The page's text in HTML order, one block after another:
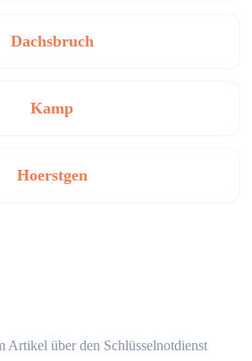
Dachsbruch
Kamp
Hoerstgen
Artikel über den Schlüsselnotdienst